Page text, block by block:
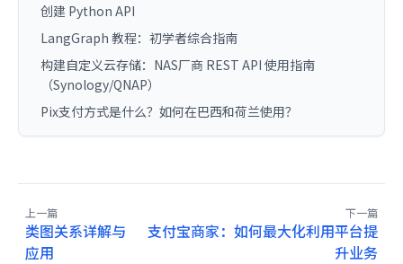
创建 Python API
LangGraph 教程：初学者综合指南
构建自定义云存储：NAS厂商 REST API 使用指南
（Synology/QNAP）
Pix支付方式是什么？如何在巴西和荷兰使用？
上一篇
类图关系详解与
应用
下一篇
支付宝商家：如何最大化利用平台提
升业务